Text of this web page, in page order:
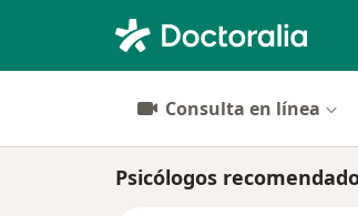
Consulta en línea
Psicólogos